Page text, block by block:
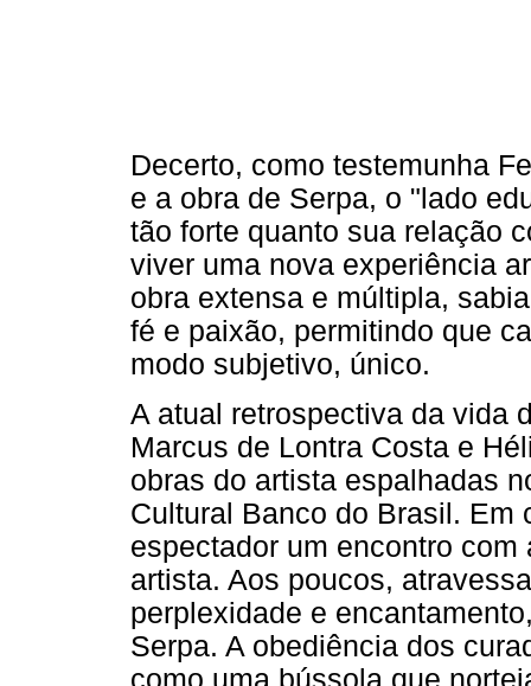
Decerto, como testemunha
e a obra de Serpa, o "lado
tão forte quanto sua relação
viver uma nova experiência
obra extensa e múltipla,
fé e paixão, permitindo que
modo subjetivo, único.
A atual retrospectiva da vida
Marcus de Lontra Costa e
obras do artista espalhadas
Cultural Banco do Brasil. Em
espectador um encontro
artista. Aos poucos,
perplexidade e
Serpa. A obediência dos
como uma bússola que